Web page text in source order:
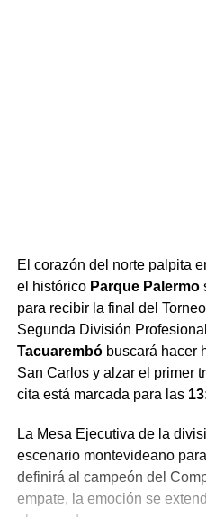
El corazón del norte palpita
el histórico Parque Palermo
para recibir la final del
Segunda División
Tacuarembóbuscará hacer
San Carlos y alzar el primer
cita está marcada para las
La Mesa Ejecutiva de la
escenario montevideano
definirá al campeón del
empate, la emoción se